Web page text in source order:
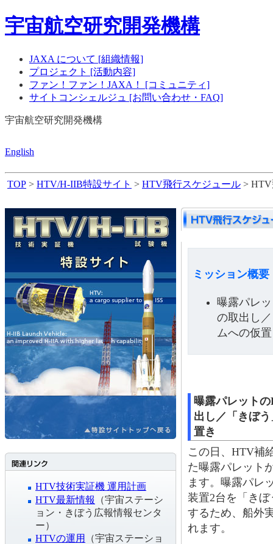
宇宙航空研究開発機構
JAXA について [組織情報]
プロジェクト [活動内容]
ファン！ファン！JAXA！ [コミュニティ]
サイトコンシェルジュ [お問い合わせ・FAQ]
宇宙航空研究開発機構
English
TOP > HTV/H-IIB特設サイト > HTV飛行スケジュール >
HTV技術実証機 運用計画
HTV最新情報
（宇宙ステーシ
ョン・きぼう広報情報センタ
ー）
HTVの運用
（宇宙ステーショ
ミッション概要
曝露パレ
の取出し
ムへの仮
曝露パレット
出し／「きぼ
置き
この日、HTV補
た曝露パレット
ます。曝露パレ
装置2台を「き
するため、船外
れます。